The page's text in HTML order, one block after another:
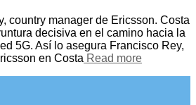
country manager de Ericsson. Costa
decisiva en el camino hacia la
5G. Así lo asegura Francisco Rey,
en Costa Read more